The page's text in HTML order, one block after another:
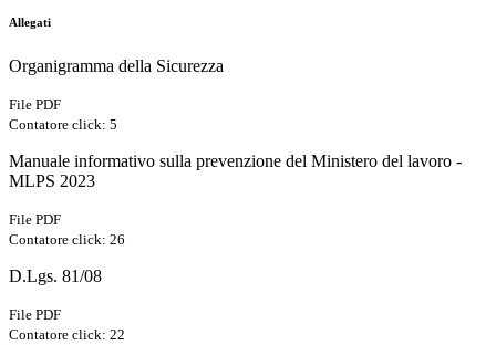
Allegati
Organigramma della Sicurezza
File PDF
Contatore click: 5
Manuale informativo sulla prevenzione del Ministero del lavoro -
MLPS 2023
File PDF
Contatore click: 26
D.Lgs. 81/08
File PDF
Contatore click: 22